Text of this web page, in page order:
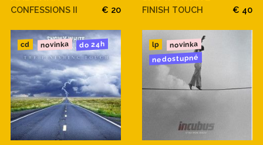
CONFESSIONS II € 20 FINISH TOUCH € 40
cd novinka do 24h lp novinka
nedostupné